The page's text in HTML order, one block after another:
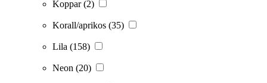
Koppar(2)
Korall/aprikos (35)
Lila (158)
Neon (20)